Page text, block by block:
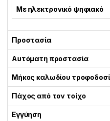
Με ηλεκτρονικό ψηφιακό
Προστασία
Αυτόματη προστασία
Μήκος καλωδίου
Πάχος από τον τοίχο
Εγγύηση